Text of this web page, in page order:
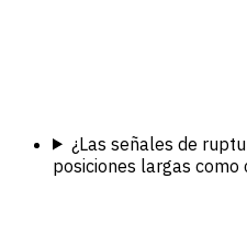
¿Las señales de
posiciones largas como